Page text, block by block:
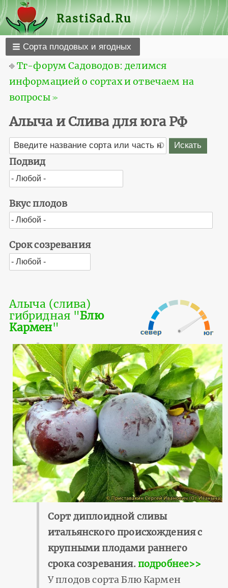
RastiSad.Ru
Сорта плодовых и ягодных
⎆Тг-форум Садоводов: делимся
информацией о сортах и отвечаем на
вопросы ≫
Алыча и Слива для юга РФ
Подвид
Вкус плодов
Срок созревания
Алыча (слива)
гибридная "Блю
Кармен"
Сорт диплоидной сливы
итальянского происхождения с
крупными плодами раннего
срока созревания.подробнее>>
У плодов сорта Блю Кармен